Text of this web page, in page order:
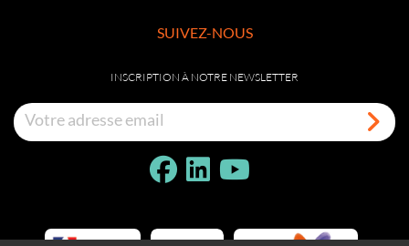
SUIVEZ-NOUS
INSCRIPTION À NOTRE NEWSLETTER